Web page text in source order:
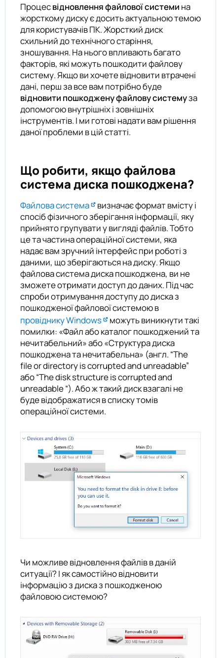
Процесвідновлення файлової системи на
жорсткому диску є досить актуальною темою
для користувачів ПК. Жорсткий диск
схильний до технічного старіння,
зношування. На нього впливають багато
факторів, які можуть пошкодити файлову
систему. Якщо ви хочете відновити втрачені
дані, перш за все вам потрібно буде
відновити пошкоджену файлову системуза
допомогою внутрішніх і зовнішніх
інструментів. І ми готові надати вам рішення
даної проблеми в цій статті.
Що робити, якщо файлова
система диска пошкоджена?
Файлова система
визначає формат вмісту і
спосіб фізичного зберігання інформації, яку
прийнято групувати у вигляді файлів. Тобто
це та частина операційної системи, яка
надає вам зручний інтерфейс при роботі з
даними, що зберігаються на диску. Якщо
файлова система диска пошкоджена, ви не
зможете отримати доступ до даних. Під час
спроби отримування доступу до диска з
пошкодженої файлової системою в
провіднику Windows
можуть виникнути такі
помилки: «Файл або каталог пошкоджений та
нечитабельний» або «Структура диска
пошкоджена та нечитабельна» (англ. “The
file or directory is corrupted and unreadable”
або “The disk structure is corrupted and
unreadable “). Або ж такий диск взагалі не
буде відображатися в списку томів
операційної системи.
Чи можливе відновлення файлів в даній
ситуації? І як самостійно відновити
інформацію з диска з пошкодженою
файловою системою?